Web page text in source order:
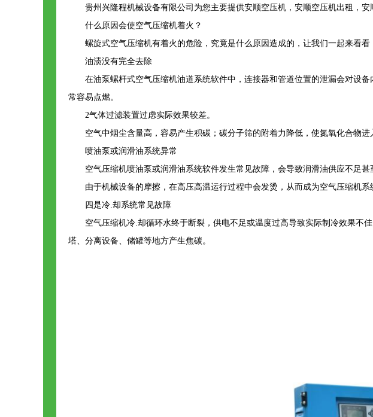
贵州兴隆程机械设备有限公司为您主要提供安顺空压机 ，安顺空压机出租，
什么原因会使空气压缩机着火？
螺旋式空气压缩机有着火的危险，究竟是什么原因造成的，让我们一起来看看
油渍没有完全去除
在油泵螺杆式空气压缩机油道系统软件中，连接器和管道位置的泄漏会对设
常容易点燃。
2气体过滤装置过虑实际效果较差。
空气中烟尘含量高，容易产生积碳；碳分子筛的附着力降低，使氮氧化合物
喷油泵或润滑油系统异常
空气压缩机喷油泵或润滑油系统软件发生常见故障，会导致润滑油供应不足
由于机械设备的摩擦，在高压高温运行过程中会发烫，从而成为空气压缩机系
四是冷.却系统常见故障
空气压缩机冷.却循环水终于断裂，供电不足或温度过高导致实际制冷效果不
塔、分离设备、储罐等地方产生焦碳。